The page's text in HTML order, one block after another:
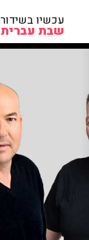
עכשיו בשידור
שבת עברית